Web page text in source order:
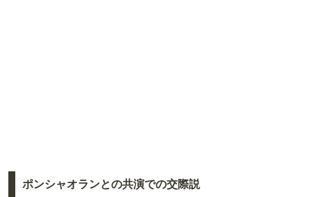
ポンシャオランとの共演での交際説